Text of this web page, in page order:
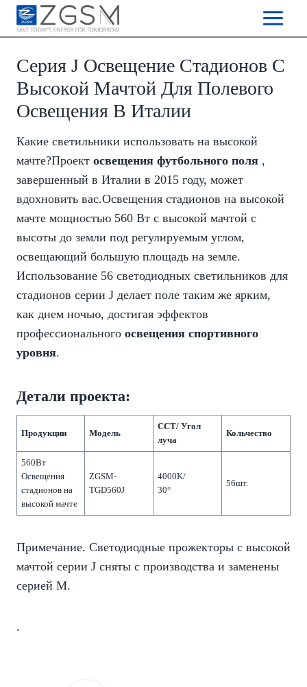
Skip
Серия J Освещение Стадионов С
Высокой Мачтой Для Полевого
Освещения В Италии
Какие светильники использовать на высокой
мачте?Проект освещения футбольного поля ,
завершенный в Италии в 2015 году, может
вдохновить вас.Освещения стадионов на высокой
мачте мощностью 560 Вт с высокой мачтой с
высоты до земли под регулируемым углом,
освещающий большую площадь на земле.
Использование 56 светодиодных светильников для
стадионов серии J делает поле таким же ярким,
как днем ночью, достигая эффектов
профессионального освещения спортивного
уровня.
Детали проекта:
Продукции Модель
CCT/ Угол
луча
Кольчество
560Вт
Освещения
стадионов на
высокой мачте
ZGSM-
TGD560J
4000K/
30°
56шт.
Примечание. Светодиодные прожекторы с высокой
мачтой серии J сняты с производства и заменены
серией M.
.